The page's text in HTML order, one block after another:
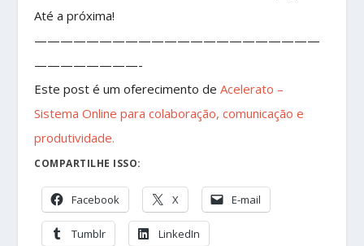
Até a próxima!
——————————————————————
————————-
Este post é um oferecimento deAcelerato –
Sistema Online para colaboração, comunicação e
produtividade.
COMPARTILHE ISSO:
Facebook X E-mail
Tumblr LinkedIn